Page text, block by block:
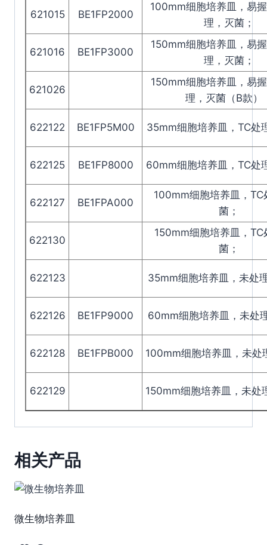
621015 BE1FP2000
100mm细胞培养皿，易
理，灭菌；
621016 BE1FP3000
150mm细胞培养皿，易
理，灭菌；
621026
150mm细胞培养皿，易
理，灭菌（B款）
622122 BE1FP5M00 35mm细胞培养皿，TC处
622125 BE1FP8000 60mm细胞培养皿，TC处
622127 BE1FPA000
100mm细胞培养皿，TC
菌；
622130
150mm细胞培养皿，TC
菌；
622123 35mm细胞培养皿，未处
622126 BE1FP9000 60mm细胞培养皿，未处
622128 BE1FPB000 100mm细胞培养皿，未处
622129 150mm细胞培养皿，未处
相关产品
微生物培养皿